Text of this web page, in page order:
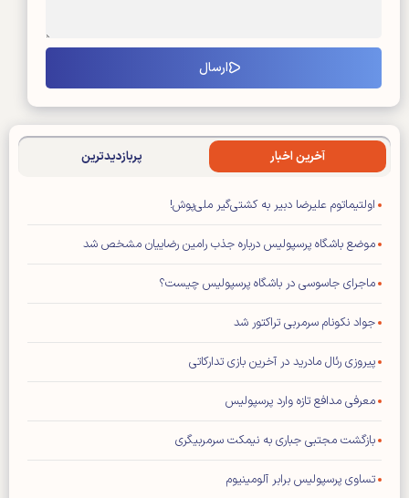
آخرین اخبار پربازدیدترین
اولتیماتوم علیرضا دبیر به کشتی‌گیر ملی‌پوش!
موضع باشگاه پرسپولیس درباره جذب رامین رضاییان مشخص شد
ماجرای جاسوسی در باشگاه پرسپولیس چیست؟
جواد نکونام سرمربی تراکتور شد
پیروزی رئال مادرید در آخرین بازی تدارکاتی
معرفی مدافع تازه وارد پرسپولیس
بازگشت مجتبی جباری به نیمکت سرمربیگری
تساوی پرسپولیس برابر آلومینیوم